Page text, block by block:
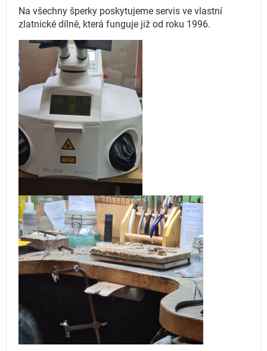
Na všechny šperky poskytujeme servis ve vlastní
zlatnické dílně, která funguje již od roku 1996.